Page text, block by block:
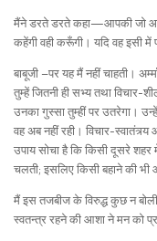
मैंने डरते डरते कहा—आपकी जो
कहेंगी वही करूँगी। यदि वह इसी
बाबूजी –पर यह मैं नहीं चाहती।
तुम्हें जितनी ही सभ्य तथा विचार-
उनका गुस्सा तुम्हीं पर उतरेगा।
वह अब नहीं रही। विचार-
उपाय सोचा है कि किसी दूसरे
चलती; इसलिए किसी बहाने की
मैं इस तजबीज के विरुद्ध कुछ न
स्वतन्त्र रहने की आशा ने मन को